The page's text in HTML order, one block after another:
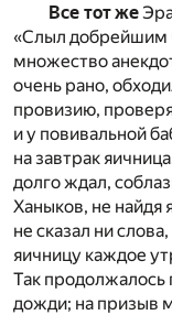
Все тот же
«Слыл добрейшим
множество
очень рано,
провизию,
и у повивальной
на завтрак
долго ждал,
Ханыков, не найдя
не сказал ни
яичницу каждое
Так продолжалось
дожди; на призыв